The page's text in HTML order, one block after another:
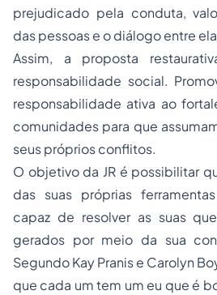
prejudicado pela conduta,
das pessoas e o diálogo entre
Assim, a proposta
responsabilidade social.
responsabilidade ativa ao
comunidades para que
seus próprios conflitos.
O objetivo da JR é possibilitar
das suas próprias
capaz de resolver as suas
gerados por meio da sua
Segundo Kay Pranis e Carolyn
que cada um tem um eu que é